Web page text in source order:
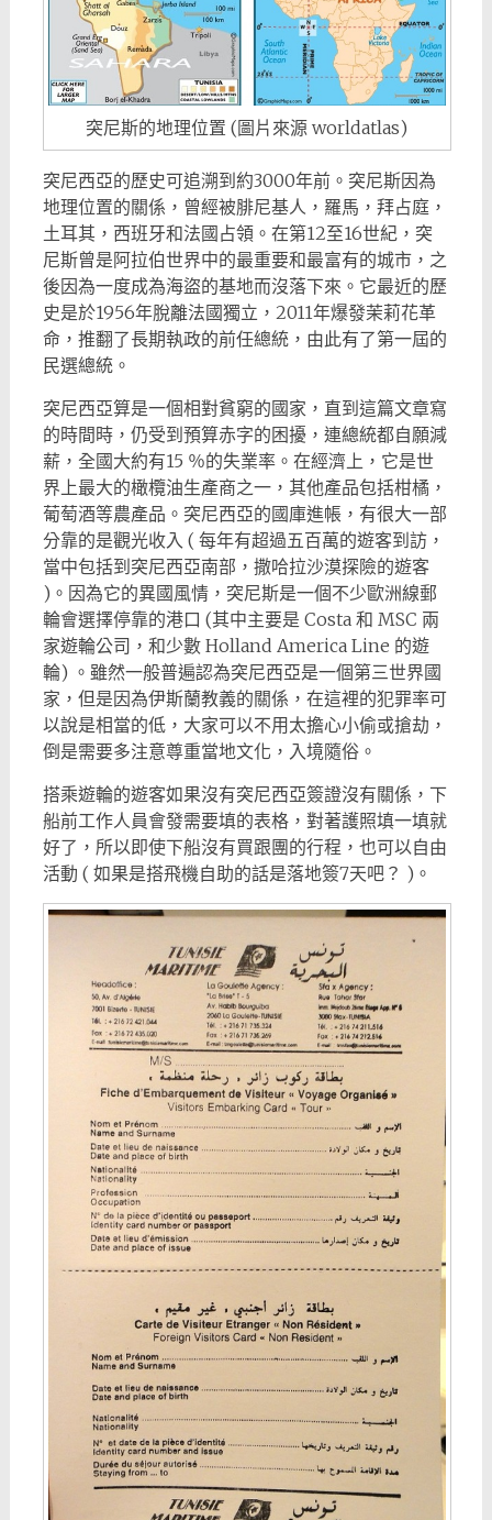
突尼斯的地理位置 (圖片來源 worldatlas)
突尼西亞的歷史可追溯到約3000年前。突尼斯因為
地理位置的關係，曾經被腓尼基人，羅馬，拜占庭，
土耳其，西班牙和法國占領。在第12至16世紀，突
尼斯曾是阿拉伯世界中的最重要和最富有的城市，之
後因為一度成為海盜的基地而沒落下來。它最近的歷
史是於1956年脫離法國獨立，2011年爆發茉莉花革
命，推翻了長期執政的前任總統，由此有了第一屆的
民選總統。
突尼西亞算是一個相對貧窮的國家，直到這篇文章寫
的時間時，仍受到預算赤字的困擾，連總統都自願減
薪，全國大約有15 ％的失業率。在經濟上，它是世
界上最大的橄欖油生產商之一，其他產品包括柑橘，
葡萄酒等農產品。突尼西亞的國庫進帳，有很大一部
分靠的是觀光收入 ( 每年有超過五百萬的遊客到訪，
當中包括到突尼西亞南部，撒哈拉沙漠探險的遊客
)。因為它的異國風情，突尼斯是一個不少歐洲線郵
輪會選擇停靠的港口 (其中主要是 Costa 和 MSC 兩
家遊輪公司，和少數 Holland America Line 的遊
輪) 。雖然一般普遍認為突尼西亞是一個第三世界國
家，但是因為伊斯蘭教義的關係，在這裡的犯罪率可
以說是相當的低，大家可以不用太擔心小偷或搶劫，
倒是需要多注意尊重當地文化，入境隨俗。
搭乘遊輪的遊客如果沒有突尼西亞簽證沒有關係，下
船前工作人員會發需要填的表格，對著護照填一填就
好了，所以即使下船沒有買跟團的行程，也可以自由
活動 ( 如果是搭飛機自助的話是落地簽7天吧？ )。